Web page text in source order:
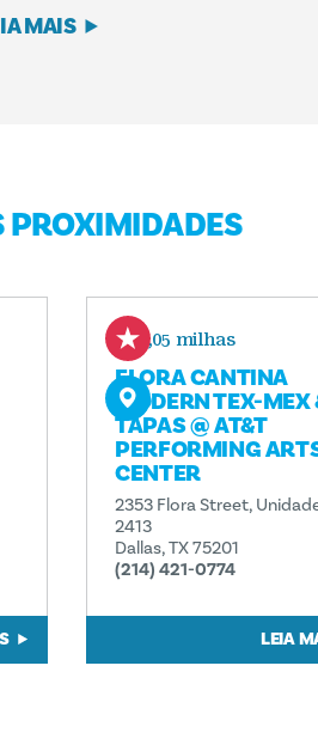
MAIS
PROXIMIDADES
0,05 milhas
FLORA CANTINA
MODERN TEX-MEX
TAPAS @ AT&T
PERFORMING
CENTER
2353 Flora Street,
2413
Dallas, TX 75201
(214) 421-0774
LEIA